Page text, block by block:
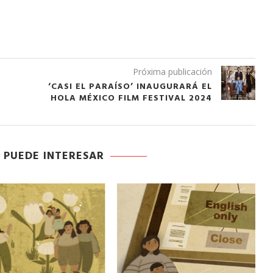
Próxima publicación
‘CASI EL PARAÍSO’ INAUGURARÁ EL
HOLA MÉXICO FILM FESTIVAL 2024
INTERESAR